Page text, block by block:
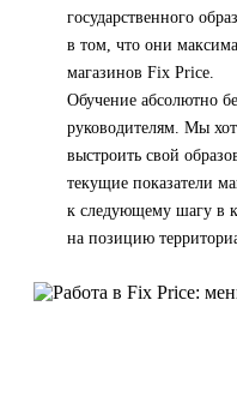
государственного
в том, что они
магазинов Fix Price.
Обучение абсолютно
руководителям. Мы
выстроить свой
текущие показатели
к следующему шагу в
на позицию